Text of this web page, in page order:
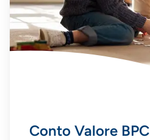
Conto Valore BPC